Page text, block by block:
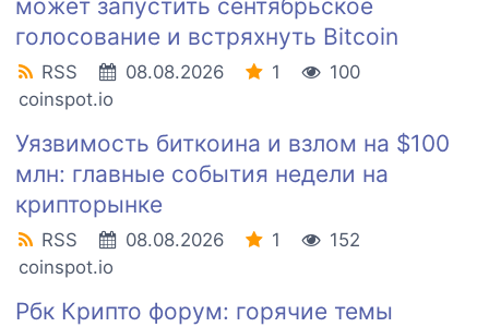
может запустить сентябрьское
голосование и встряхнуть Bitcoin
RSS 08.08.2026 1
100
coinspot.io
Уязвимость биткоина и взлом на $100
млн: главные события недели на
крипторынке
RSS 08.08.2026 1
152
coinspot.io
Рбк Крипто форум: горячие темы